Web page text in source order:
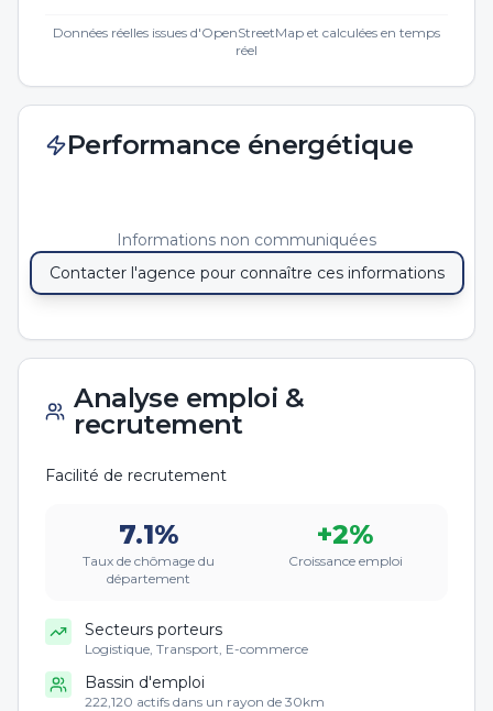
Données réelles issues d'OpenStreetMap et calculées en temps
réel
Performance énergétique
Informations non communiquées
Contacter l'agence pour connaître ces informations
Analyse emploi &
recrutement
Facilité de recrutement
7.1%
Taux de chômage du
département
+2%
Croissance emploi
Secteurs porteurs
Logistique, Transport, E-commerce
Bassin d'emploi
222,120 actifs dans un rayon de 30km